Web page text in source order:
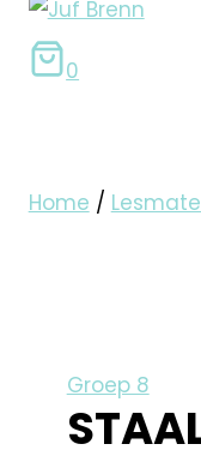
0
Home /
Groep 8